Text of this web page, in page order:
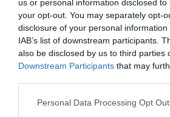
us or personal information disclosed
your opt-out. You may separately opt-
disclosure of your personal
IAB’s list of downstream participants.
also be disclosed by us to third parties
Downstream Participants that may
Personal Data Processing Opt
Newsletter
Κάθε βδομάδα στο e-mail σας τα
την Τέχνη και τον Πολιτισμό!